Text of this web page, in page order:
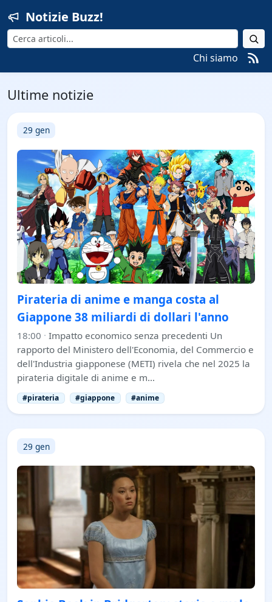
Notizie Buzz!
Cerca
Chi siamo
Ultime notizie
29 gen
Pirateria di anime e manga costa al
Giappone 38 miliardi di dollari l'anno
18:00 · Impatto economico senza precedenti Un
rapporto del Ministero dell'Economia, del Commercio e
dell'Industria giapponese (METI) rivela che nel 2025 la
pirateria digitale di anime e m…
#pirateria #giappone #anime
29 gen